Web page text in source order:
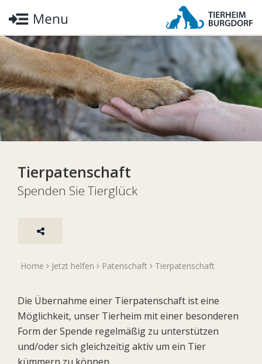
Tierpatenschaft
Spenden Sie Tierglück
Home Jetzt helfen Patenschaft Tierpatenschaft
Die Übernahme einer Tierpatenschaft ist eine
Möglichkeit, unser Tierheim mit einer besonderen
Form der Spende regelmäßig zu unterstützen
und/oder sich gleichzeitig aktiv um ein Tier
kümmern zu können.